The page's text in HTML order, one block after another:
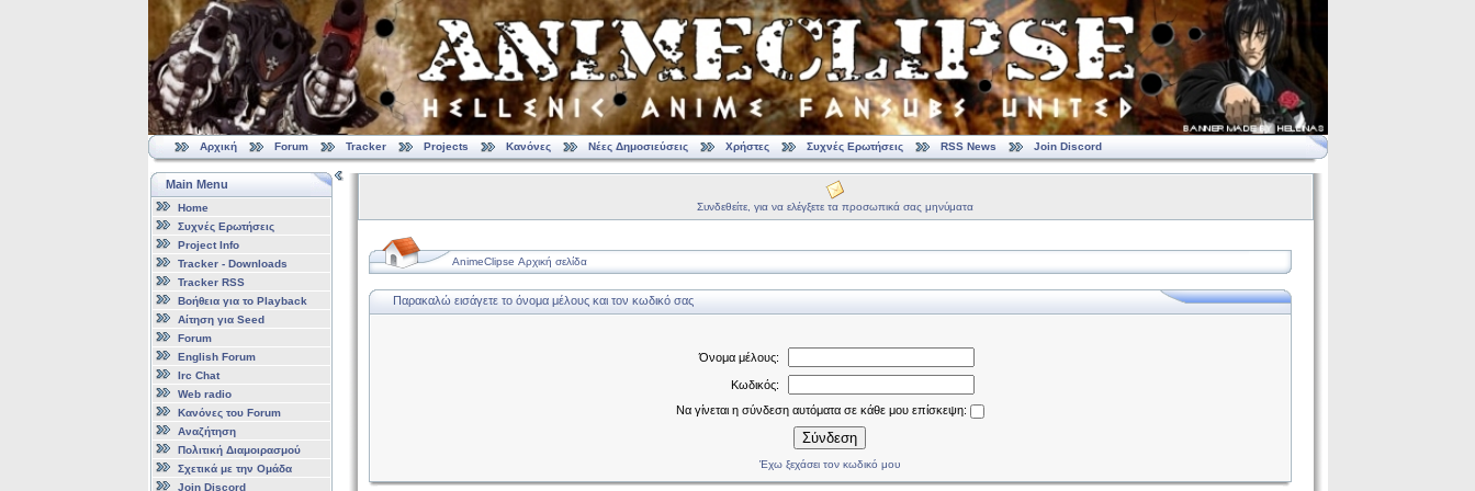
Αρχική Forum Tracker Projects Κανόνες Νέες Δημοσιεύσεις Χρήστες Συχνές Ερωτήσεις RSS News Join Discord
Main Menu
Home
Συχνές Ερωτήσεις
Project Info
Tracker - Downloads
Tracker RSS
Βοήθεια για το Playback
Αίτηση για Seed
Forum
English Forum
Irc Chat
Web radio
Κανόνες του Forum
Αναζήτηση
Πολιτική Διαμοιρασμού
Σχετικά με την Ομάδα
Join Discord
Συνδεθείτε, για να ελέγξετε τα προσωπικά σας μηνύματα
AnimeClipse Αρχική σελίδα
Παρακαλώ εισάγετε το όνομα μέλους και τον κωδικό σας
Όνομα μέλους:
Κωδικός:
Να γίνεται η σύνδεση αυτόματα σε κάθε μου επίσκεψη:
Σύνδεση
Έχω ξεχάσει τον κωδικό μου